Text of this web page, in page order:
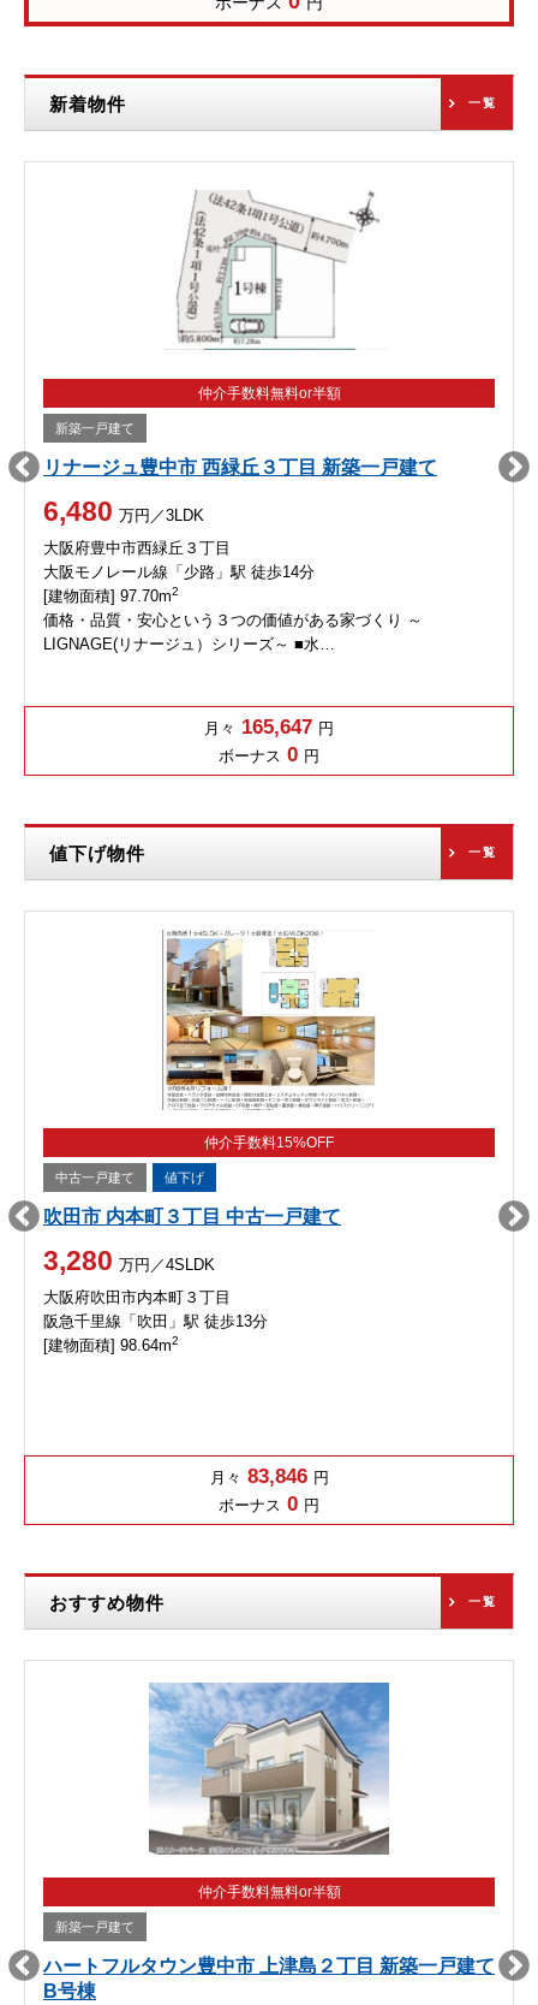
新着物件 一覧
仲介手数料無料or半額
新築一戸建て
リナージュ豊中市 西緑丘３丁目 新築一戸建て
6,480 万円／3LDK
大阪府豊中市西緑丘３丁目
大阪モノレール線「少路」駅 徒歩14分
[建物面積] 97.70m2
価格・品質・安心という３つの価値がある家づくり ～
LIGNAGE(リナージュ）シリーズ～ ■水…
月々 165,647 円
ボーナス 0 円
値下げ物件 一覧
仲介手数料15%OFF
中古一戸建て 値下げ
吹田市 内本町３丁目 中古一戸建て
3,280 万円／4SLDK
大阪府吹田市内本町３丁目
阪急千里線「吹田」駅 徒歩13分
[建物面積] 98.64m2
月々 83,846 円
ボーナス 0 円
おすすめ物件 一覧
仲介手数料無料or半額
新築一戸建て
ハートフルタウン豊中市 上津島２丁目 新築一戸建て
B号棟